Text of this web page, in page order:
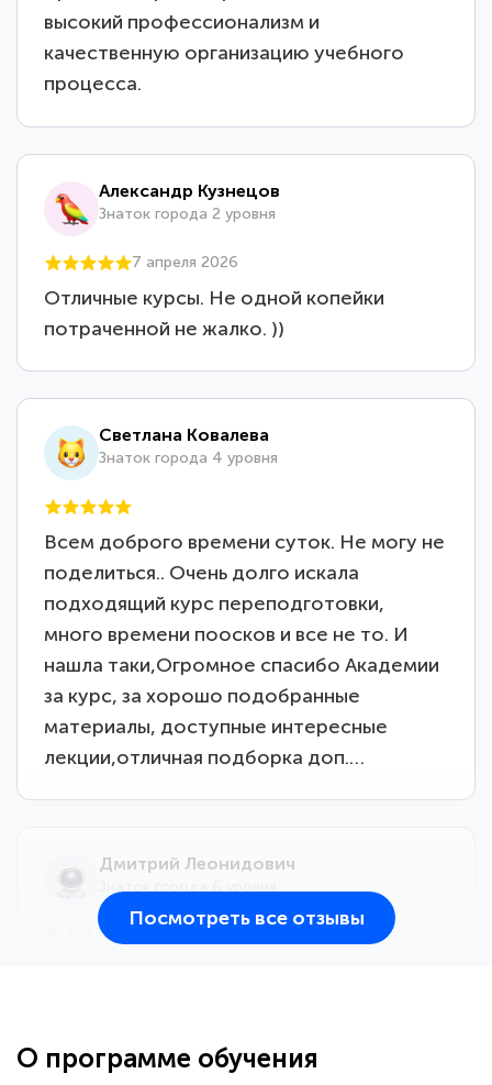
высокий профессионализм и
качественную организацию учебного
процесса.
Александр Кузнецов
Знаток города 2 уровня
7 апреля 2026
Отличные курсы. Не одной копейки
потраченной не жалко. ))
Светлана Ковалева
Знаток города 4 уровня
Всем доброго времени суток. Не могу не
поделиться.. Очень долго искала
подходящий курс переподготовки,
много времени поосков и все не то. И
нашла таки,Огромное спасибо Академии
за курс, за хорошо подобранные
материалы, доступные интересные
лекции,отличная подборка доп.…
Дмитрий Леонидович
большое количество методических
Посмотреть все отзывы
О программе обучения